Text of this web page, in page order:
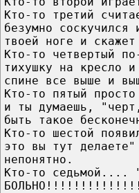
Кто-то третий
безумно
твоей ноге и
Кто-то четвертый
тихушку на кресло
спине все выше и
Кто-то пятый
и ты думаешь,
быть такое
Кто-то шестой
это вы тут
непонятно.
Кто-то седьмой....